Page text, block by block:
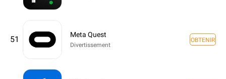
51
Meta Quest
Divertissement
OBTENIR